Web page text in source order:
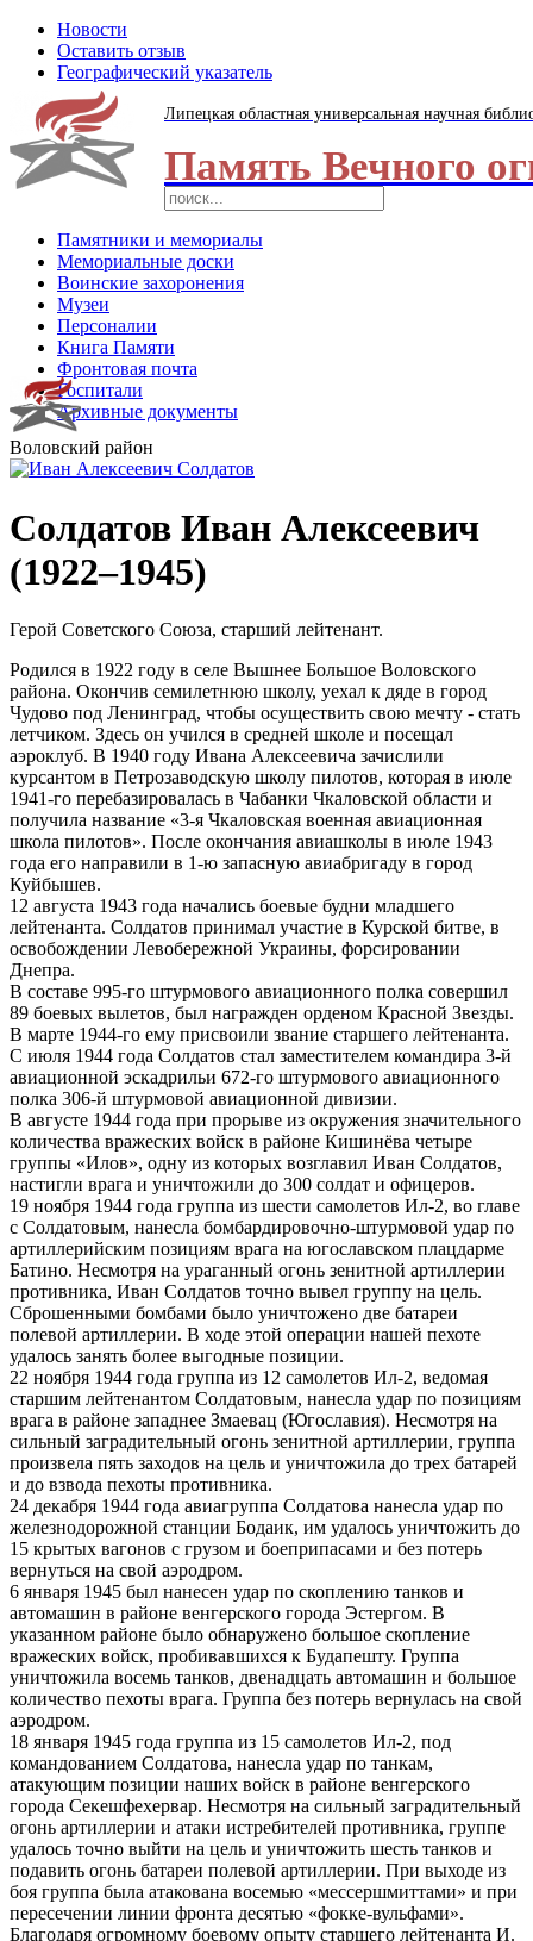
Новости
Оставить отзыв
Географический указатель
Липецкая областная универсальная научная
Память Вечного
Памятники и мемориалы
Мемориальные доски
Воинские захоронения
Музеи
Персоналии
Книга Памяти
Фронтовая почта
Госпитали
Архивные документы
Воловский район
Солдатов Иван Алексеевич
(1922–1945)
Герой Советского Союза, старший лейтенант.
Родился в 1922 году в селе Вышнее Большое Воловского
района. Окончив семилетнюю школу, уехал к дяде в город
Чудово под Ленинград, чтобы осуществить свою мечту - стать
летчиком. Здесь он учился в средней школе и посещал
аэроклуб. В 1940 году Ивана Алексеевича зачислили
курсантом в Петрозаводскую школу пилотов, которая в июле
1941-го перебазировалась в Чабанки Чкаловской области и
получила название «3-я Чкаловская военная авиационная
школа пилотов». После окончания авиашколы в июле 1943
года его направили в 1-ю запасную авиабригаду в город
Куйбышев.
12 августа 1943 года начались боевые будни младшего
лейтенанта. Солдатов принимал участие в Курской битве, в
освобождении Левобережной Украины, форсировании
Днепра.
В составе 995-го штурмового авиационного полка совершил
89 боевых вылетов, был награжден орденом Красной Звезды.
В марте 1944-го ему присвоили звание старшего лейтенанта.
С июля 1944 года Солдатов стал заместителем командира 3-й
авиационной эскадрильи 672-го штурмового авиационного
полка 306-й штурмовой авиационной дивизии.
В августе 1944 года при прорыве из окружения значительного
количества вражеских войск в районе Кишинёва четыре
группы «Илов», одну из которых возглавил Иван Солдатов,
настигли врага и уничтожили до 300 солдат и офицеров.
19 ноября 1944 года группа из шести самолетов Ил-2, во главе
с Солдатовым, нанесла бомбардировочно-штурмовой удар по
артиллерийским позициям врага на югославском плацдарме
Батино. Несмотря на ураганный огонь зенитной артиллерии
противника, Иван Солдатов точно вывел группу на цель.
Сброшенными бомбами было уничтожено две батареи
полевой артиллерии. В ходе этой операции нашей пехоте
удалось занять более выгодные позиции.
22 ноября 1944 года группа из 12 самолетов Ил-2, ведомая
старшим лейтенантом Солдатовым, нанесла удар по позициям
врага в районе западнее Змаевац (Югославия). Несмотря на
сильный заградительный огонь зенитной артиллерии, группа
произвела пять заходов на цель и уничтожила до трех батарей
и до взвода пехоты противника.
24 декабря 1944 года авиагруппа Солдатова нанесла удар по
железнодорожной станции Бодаик, им удалось уничтожить до
15 крытых вагонов с грузом и боеприпасами и без потерь
вернуться на свой аэродром.
6 января 1945 был нанесен удар по скоплению танков и
автомашин в районе венгерского города Эстергом. В
указанном районе было обнаружено большое скопление
вражеских войск, пробивавшихся к Будапешту. Группа
уничтожила восемь танков, двенадцать автомашин и большое
количество пехоты врага. Группа без потерь вернулась на свой
аэродром.
18 января 1945 года группа из 15 самолетов Ил-2, под
командованием Солдатова, нанесла удар по танкам,
атакующим позиции наших войск в районе венгерского
города Секешфехервар. Несмотря на сильный заградительный
огонь артиллерии и атаки истребителей противника, группе
удалось точно выйти на цель и уничтожить шесть танков и
подавить огонь батареи полевой артиллерии. При выходе из
боя группа была атакована восемью «мессершмиттами» и при
пересечении линии фронта десятью «фокке-вульфами».
Благодаря огромному боевому опыту старшего лейтенанта И.